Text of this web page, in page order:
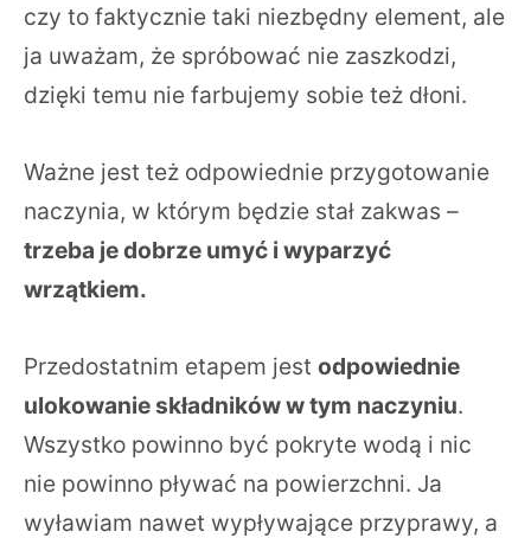
czy to faktycznie taki niezbędny element, ale
ja uważam, że spróbować nie zaszkodzi,
dzięki temu nie farbujemy sobie też dłoni.
Ważne jest też odpowiednie przygotowanie
naczynia, w którym będzie stał zakwas –
trzeba je dobrze umyć i wyparzyć
wrzątkiem.
Przedostatnim etapem jest odpowiednie
ulokowanie składników w tym naczyniu.
Wszystko powinno być pokryte wodą i nic
nie powinno pływać na powierzchni. Ja
wyławiam nawet wypływające przyprawy, a